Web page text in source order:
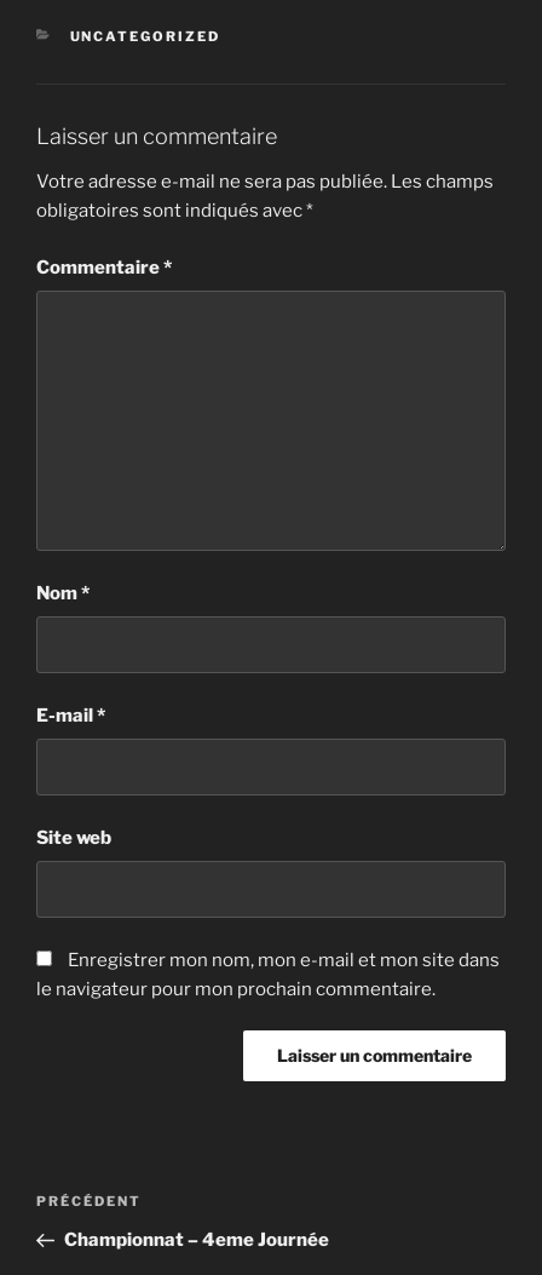
CATÉGORIES
UNCATEGORIZED
Laisser un commentaire
Votre adresse e-mail ne sera pas publiée. Les champs
obligatoires sont indiqués avec*
Commentaire*
Nom*
E-mail*
Site web
Enregistrer mon nom, mon e-mail et mon site dans
le navigateur pour mon prochain commentaire.
Navigation
l’article
Article
précédent
PRÉCÉDENT
Championnat – 4eme Journée